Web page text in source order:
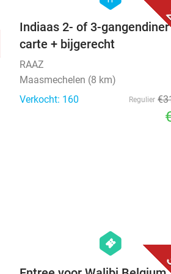
Indiaas 2- of 3-gangendiner
carte + bijgerecht
RAAZ
Maasmechelen (8 km)
Verkocht: 160
Regulier
hexagon
events